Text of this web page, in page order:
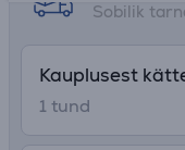
Sobilik
Kauplusest
1 tund